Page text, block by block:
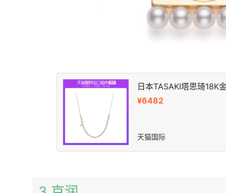
日本TASAKI塔思琦18K
¥6482
天猫国际